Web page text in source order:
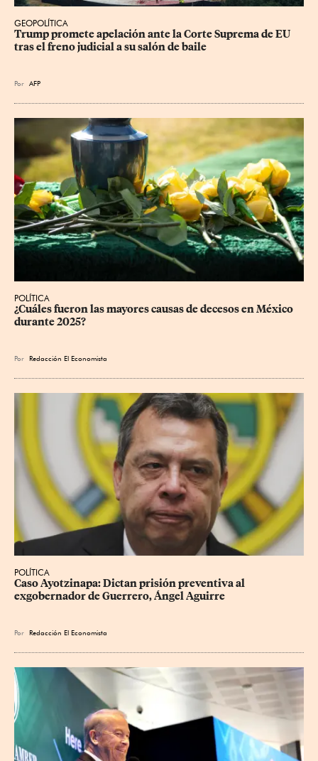
GEOPOLÍTICA
Trump promete apelación ante la Corte Suprema de EU
tras el freno judicial a su salón de baile
Por AFP
POLÍTICA
¿Cuáles fueron las mayores causas de decesos en México
durante 2025?
Por Redacción El Economista
POLÍTICA
Caso Ayotzinapa: Dictan prisión preventiva al
exgobernador de Guerrero, Ángel Aguirre
Por Redacción El Economista